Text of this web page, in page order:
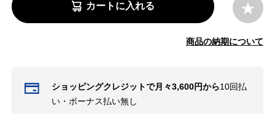
カートに入れる
商品の納期について
ショッピングクレジットで月々3,600円から10回払
い・ボーナス払い無し